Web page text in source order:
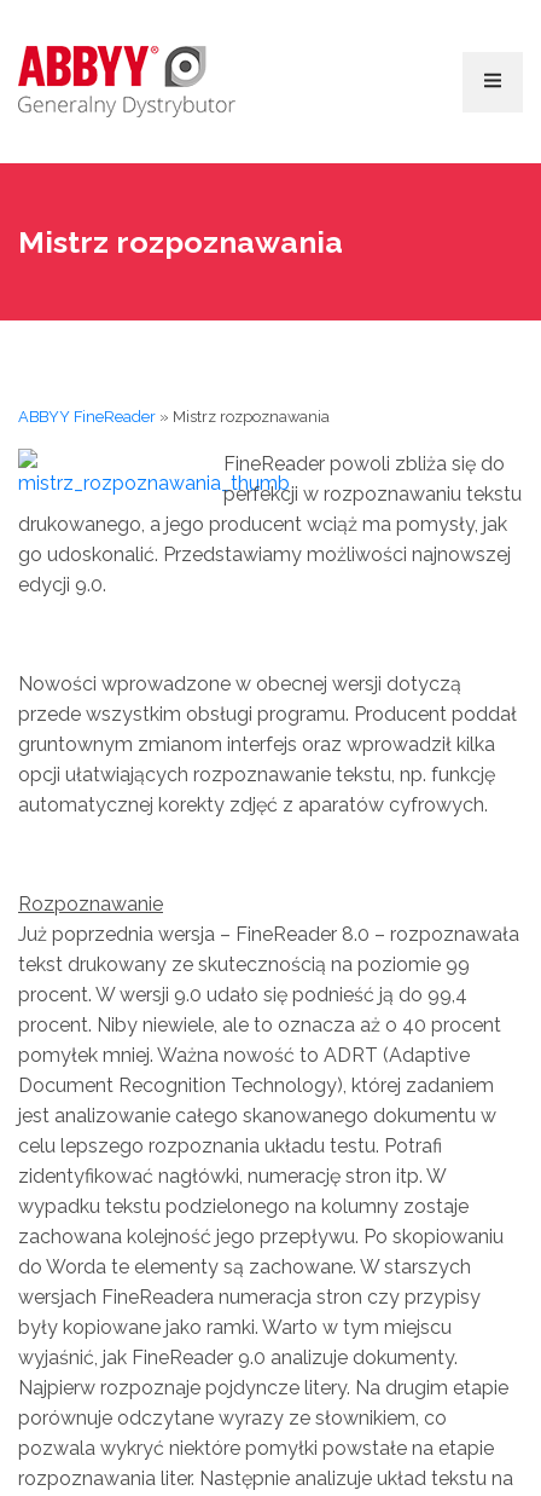
Mistrz rozpoznawania
ABBYY FineReader » Mistrz rozpoznawania
FineReader powoli zbliża się do
perfekcji w rozpoznawaniu tekstu
drukowanego, a jego producent wciąż ma pomysły, jak
go udoskonalić. Przedstawiamy możliwości najnowszej
edycji 9.0.
Nowości wprowadzone w obecnej wersji dotyczą
przede wszystkim obsługi programu. Producent poddał
gruntownym zmianom interfejs oraz wprowadził kilka
opcji ułatwiających rozpoznawanie tekstu, np. funkcję
automatycznej korekty zdjęć z aparatów cyfrowych.
Rozpoznawanie
Już poprzednia wersja – FineReader 8.0 – rozpoznawała
tekst drukowany ze skutecznością na poziomie 99
procent. W wersji 9.0 udało się podnieść ją do 99,4
procent. Niby niewiele, ale to oznacza aż o 40 procent
pomyłek mniej. Ważna nowość to ADRT (Adaptive
Document Recognition Technology), której zadaniem
jest analizowanie całego skanowanego dokumentu w
celu lepszego rozpoznania układu testu. Potrafi
zidentyfikować nagłówki, numerację stron itp. W
wypadku tekstu podzielonego na kolumny zostaje
zachowana kolejność jego przepływu. Po skopiowaniu
do Worda te elementy są zachowane. W starszych
wersjach FineReadera numeracja stron czy przypisy
były kopiowane jako ramki. Warto w tym miejscu
wyjaśnić, jak FineReader 9.0 analizuje dokumenty.
Najpierw rozpoznaje pojdyncze litery. Na drugim etapie
porównuje odczytane wyrazy ze słownikiem, co
pozwala wykryć niektóre pomyłki powstałe na etapie
rozpoznawania liter. Następnie analizuje układ tekstu na